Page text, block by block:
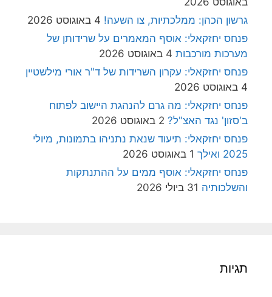
גרשון הכהן: ממלכתיות, צו השעה! 4 באוגוסט 2026
פנחס יחזקאלי: אוסף המאמרים על שרידותן של
מערכות מורכבות 4 באוגוסט 2026
פנחס יחזקאלי: עקרון השרידות של ד"ר אורי מילשטיין
4 באוגוסט 2026
פנחס יחזקאלי: מה גרם להנהגת היישוב לפתוח
ב'סזון' נגד האצ"ל? 2 באוגוסט 2026
פנחס יחזקאלי: תיעוד שנאת נתניהו בתמונות, מיולי
2025 ואילך
1 באוגוסט 2026
פנחס יחזקאלי: אוסף ממים על ההתנתקות
והשלכותיה 31 ביולי 2026
תגיות